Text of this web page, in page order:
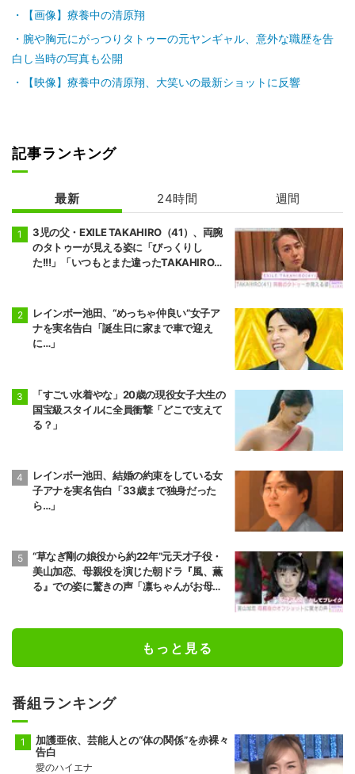
【画像】療養中の清原翔
腕や胸元にがっつりタトゥーの元ヤンギャル、意外な職歴を告
白し当時の写真も公開
【映像】療養中の清原翔、大笑いの最新ショットに反響
記事ランキング
最新 24時間 週間
3児の父・EXILE TAKAHIRO（41）、両腕
のタトゥーが見える姿に「びっくりし
た!!!」「いつもとまた違ったTAKAHIROさ
レインボー池田、“めっちゃ仲良い”女子ア
ナを実名告白「誕生日に家まで車で迎え
に…」
「すごい水着やな」20歳の現役女子大生の
国宝級スタイルに全員衝撃「どこで支えて
る？」
レインボー池田、結婚の約束をしている女
子アナを実名告白「33歳まで独身だった
ら…」
“草なぎ剛の娘役から約22年”元天才子役・
美山加恋、母親役を演じた朝ドラ『風、薫
る』での姿に驚きの声「凛ちゃんがお母さ
もっと見る
番組ランキング
加護亜依、芸能人との“体の関係”を赤裸々
告白
愛のハイエナ